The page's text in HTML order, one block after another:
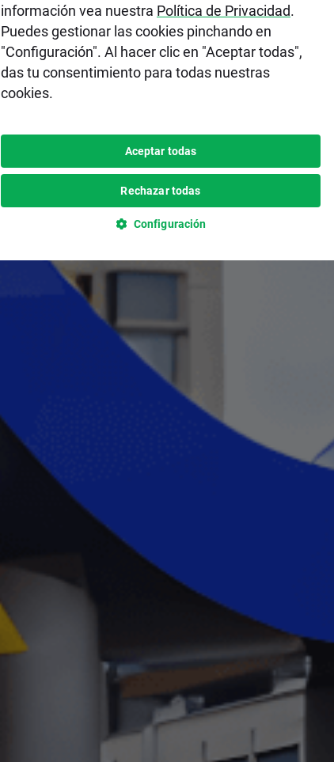
información vea nuestra Política de Privacidad.
Puedes gestionar las cookies pinchando en
"Configuración". Al hacer clic en "Aceptar todas",
das tu consentimiento para todas nuestras
cookies.
Aceptar todas
Rechazar todas
Configuración